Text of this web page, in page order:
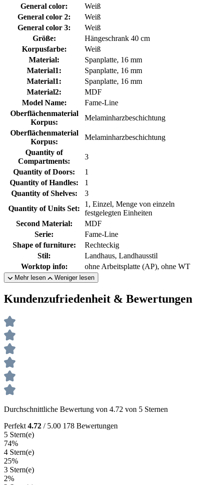
General color:
Weiß
General color 2:
Weiß
General color 3:
Weiß
Größe:
Hängeschrank 40 cm
Korpusfarbe:
Weiß
Material:
Spanplatte, 16 mm
Material1:
Spanplatte, 16 mm
Material1:
Spanplatte, 16 mm
Material2:
MDF
Model Name:
Fame-Line
Oberflächenmaterial
Korpus:
Melaminharzbeschichtung
Oberflächenmaterial
Korpus:
Melaminharzbeschichtung
Quantity of
Compartments:
3
Quantity of Doors:
1
Quantity of Handles:
1
Quantity of Shelves:
3
Quantity of Units Set:
1, Einzel, Menge von einzeln
festgelegten Einheiten
Second Material:
MDF
Serie:
Fame-Line
Shape of furniture:
Rechteckig
Stil:
Landhaus, Landhausstil
Worktop info:
ohne Arbeitsplatte (AP), ohne WT
Mehr lesen Weniger lesen
Kundenzufriedenheit & Bewertungen
Durchschnittliche Bewertung von 4.72 von 5 Sternen
Perfekt 4.72 / 5.00 178 Bewertungen
5 Stern(e)
74%
4 Stern(e)
25%
3 Stern(e)
2%